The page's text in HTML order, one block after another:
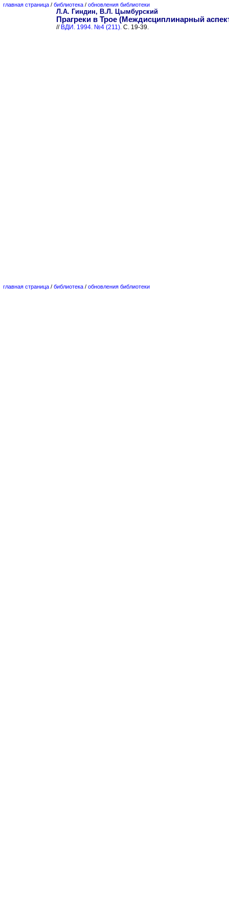
главная страница / библиотека / обновления библиотеки
Л.А. Гиндин, В.Л. Цымбурский
Прагреки в Трое (Междисциплинарный
// ВДИ. 1994. №4 (211). С. 19-39.
главная страница / библиотека / обновления библиотеки